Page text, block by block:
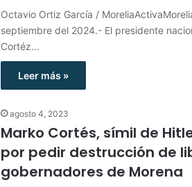
Octavio Ortiz García /
septiembre del 2024.- El presidente
Cortéz…
Leer más »
agosto 4, 2023
Marko Cortés, símil de
por pedir destrucción de
gobernadores de Morena